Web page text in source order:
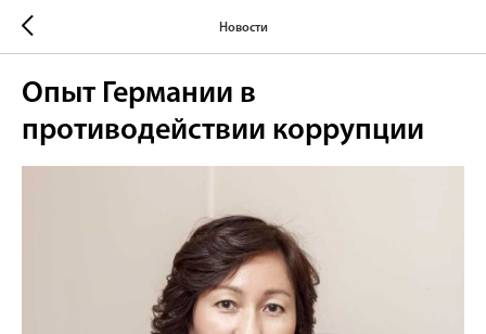
Новости
Опыт Германии в
противодействии коррупции